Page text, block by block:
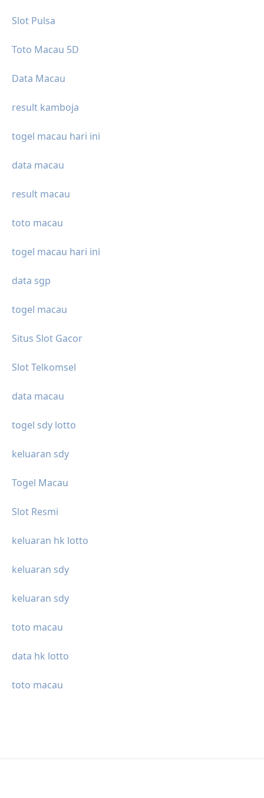
Slot Pulsa
Toto Macau 5D
Data Macau
result kamboja
togel macau hari ini
data macau
result macau
toto macau
togel macau hari ini
data sgp
togel macau
Situs Slot Gacor
Slot Telkomsel
data macau
togel sdy lotto
keluaran sdy
Togel Macau
Slot Resmi
keluaran hk lotto
keluaran sdy
keluaran sdy
toto macau
data hk lotto
toto macau